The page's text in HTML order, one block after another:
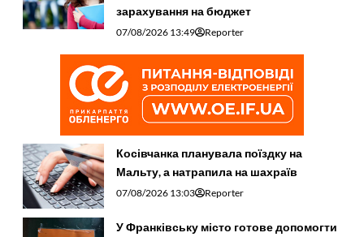
зарахування на бюджет
07/08/2026 13:49 Reporter
Косівчанка планувала поїздку на
Мальту, а натрапила на шахраїв
07/08/2026 13:03 Reporter
У Франківську місто готове допомогти